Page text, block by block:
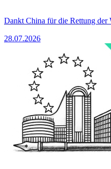
Dankt China für die Rettung
28.07.2026